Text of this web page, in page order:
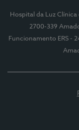
Hospital da Luz
2700-339
Funcionamento ERS -